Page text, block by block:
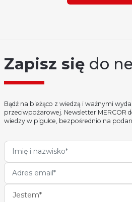
Zapisz się do
Bądź na bieżąco z wiedzą i ważnymi
przeciwpożarowej. Newsletter MERCOR
wiedzy w pigułce, bezpośrednio na
Jestem*